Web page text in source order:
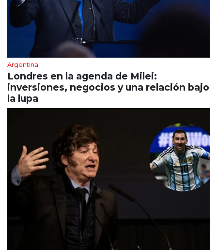
Argentina
Londres en la agenda de Milei:
inversiones, negocios y una relación bajo
la lupa